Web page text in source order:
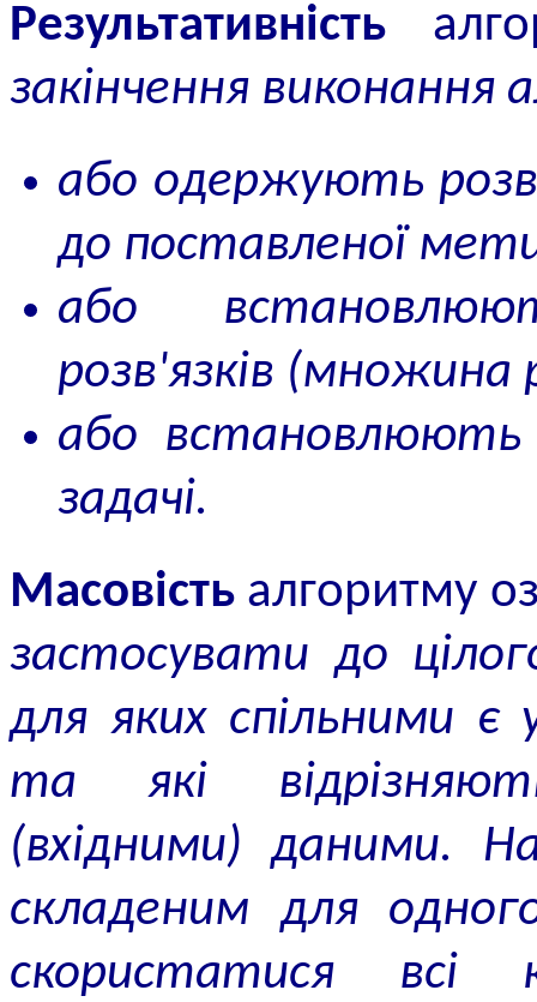
Результативність
закінчення виконання
або одержують
до поставленої
або
розв'язків (множина
або встановлюють
задачі.
Масовість алгоритму
застосувати до
для яких спільними є
та які
(вхідними) даними.
складеним для
скористатися всі